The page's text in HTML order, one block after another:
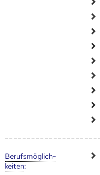
Berufs­möglich­
keiten: